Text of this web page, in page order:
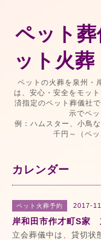
ペット
ット火
ペットの火葬を泉州・
は、安心・安全をモッ
済指定のペット葬儀社
示でペ
例：ハムスター、小鳥
千円～（ペ
カレンダー
ペット火葬予約 2017-
岸和田市作才町S家
立会葬儀中は、貸切状